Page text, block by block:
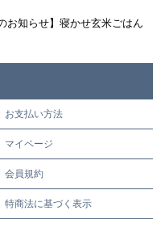
お知らせ】寝かせ玄米ごはん
お支払い方法
マイページ
会員規約
特商法に基づく表示